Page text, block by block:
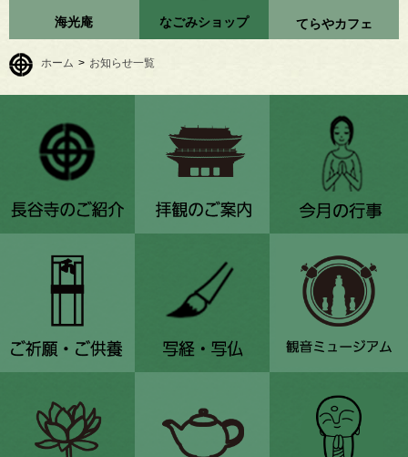
海光庵 なごみショップ てらやカフェ
ホーム > お知らせ一覧